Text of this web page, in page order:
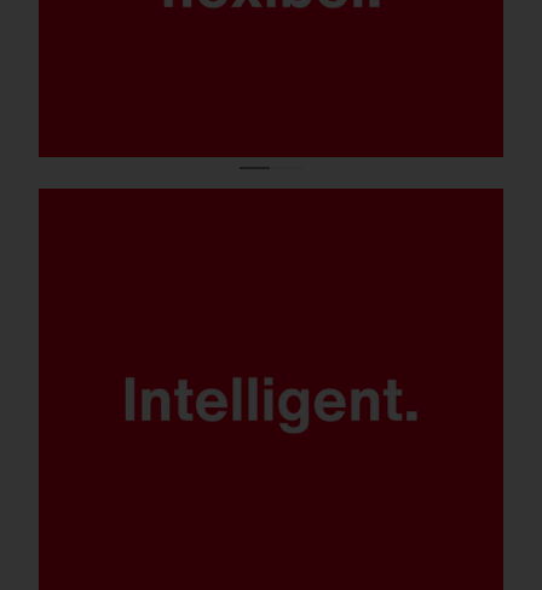
SITECO iQ für maximale Kontrolle,
Effizienz und Flexibilität.